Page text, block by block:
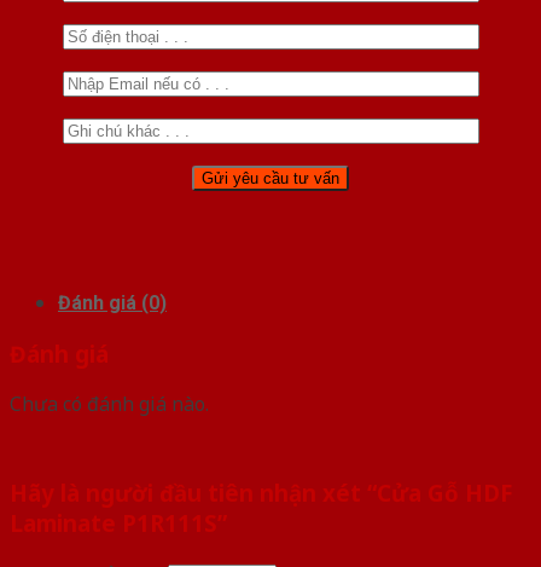
Đánh giá (0)
Đánh giá
Chưa có đánh giá nào.
Hãy là người đầu tiên nhận xét “Cửa Gỗ HDF
Laminate P1R111S”